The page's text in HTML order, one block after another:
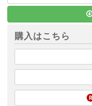
購入はこちら